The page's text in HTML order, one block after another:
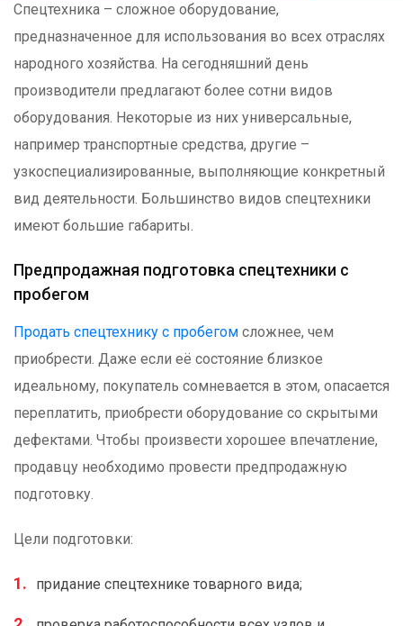
Спецтехника – сложное оборудование,
предназначенное для использования во всех отраслях
народного хозяйства. На сегодняшний день
производители предлагают более сотни видов
оборудования. Некоторые из них универсальные,
например транспортные средства, другие –
узкоспециализированные, выполняющие конкретный
вид деятельности. Большинство видов спецтехники
имеют большие габариты.
Предпродажная подготовка спецтехники с
пробегом
Продать спецтехнику с пробегом сложнее, чем
приобрести. Даже если её состояние близкое
идеальному, покупатель сомневается в этом, опасается
переплатить, приобрести оборудование со скрытыми
дефектами. Чтобы произвести хорошее впечатление,
продавцу необходимо провести предпродажную
подготовку.
Цели подготовки:
придание спецтехнике товарного вида;